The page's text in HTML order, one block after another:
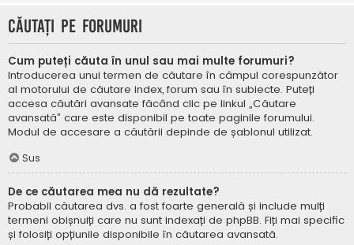
Căutați pe forumuri
Cum puteți căuta în unul sau mai multe forumuri?
Introducerea unui termen de căutare în câmpul corespunzător
al motorului de căutare index, forum sau în subiecte. Puteți
accesa căutări avansate făcând clic pe linkul „Căutare
avansată” care este disponibil pe toate paginile forumului.
Modul de accesare a căutării depinde de șablonul utilizat.
Sus
De ce căutarea mea nu dă rezultate?
Probabil căutarea dvs. a fost foarte generală și include mulți
termeni obișnuiți care nu sunt indexați de phpBB. Fiți mai specific
și folosiți opțiunile disponibile în căutarea avansată.